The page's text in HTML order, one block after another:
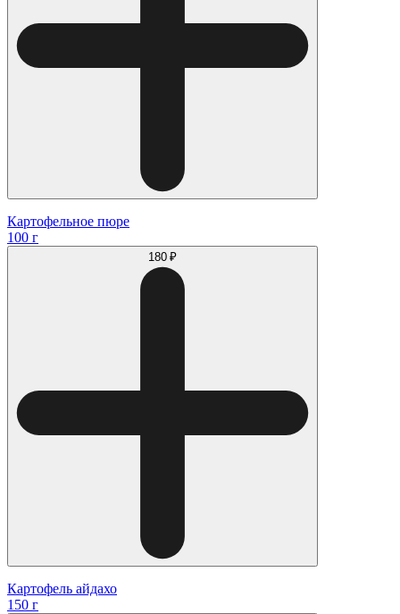
Картофельное пюре
100 г
180 ₽
Картофель айдахо
150 г